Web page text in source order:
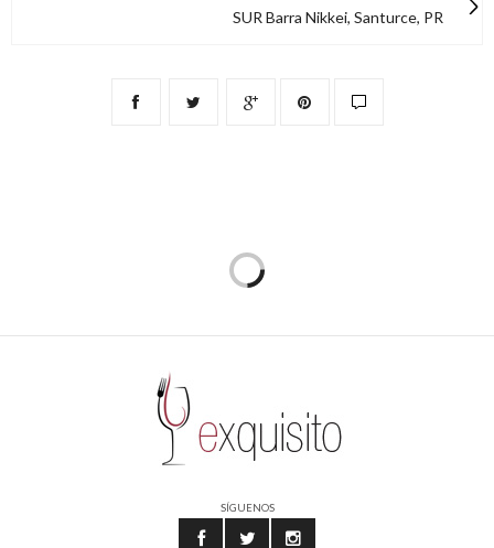
SUR Barra Nikkei, Santurce, PR
SÍGUENOS